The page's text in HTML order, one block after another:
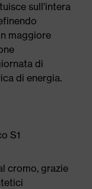
sull'intera
maggiore
di
di energia.
S1
cromo, grazie